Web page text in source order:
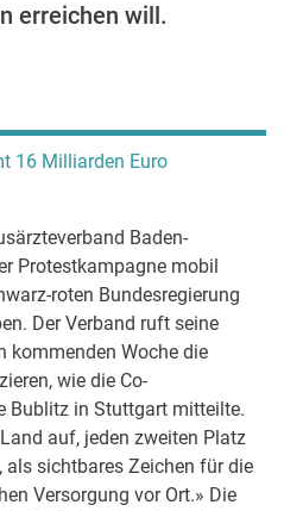
erreichen will.
16 Milliarden Euro
Baden-
Protestkampagne mobil
roten Bundesregierung
Der Verband ruft seine
kommenden Woche die
wie die Co-
Bublitz in Stuttgart mitteilte.
auf, jeden zweiten Platz
als sichtbares Zeichen für die
Versorgung vor Ort.» Die